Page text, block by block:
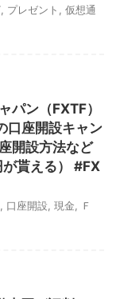
プレゼント
仮想通
パン（FXTF）
口座開設キャン
開設方法など
貰える） #FX
口座開設 現金
Ｆ